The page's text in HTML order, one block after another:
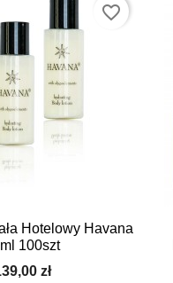
Hotelowy Havana
100szt
zł
podgląd
favorite_border